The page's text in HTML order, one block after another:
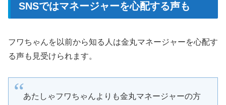
SNSではマネージャーを心配する声も
フワちゃんを以前から知る人は金丸マネージャーを心配す
る声も見受けられます。
あたしゃフワちゃんよりも金丸マネージャーの方